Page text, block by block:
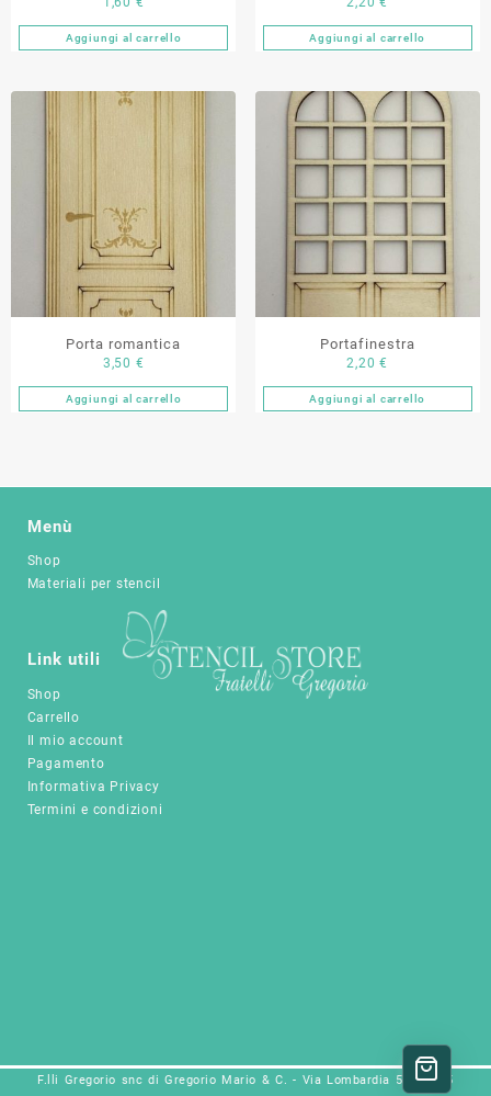
Aggiungi al carrello Aggiungi al carrello
Porta romantica
3,50 €
Aggiungi al carrello
Portafinestra
2,20€
Aggiungi al carrello
Menù
Shop
Materiali per stencil
Link utili
Shop
Carrello
Il mio account
Pagamento
Informativa Privacy
Termini e condizioni
F.lli Gregorio snc di Gregorio Mario & C. - Via Lombardia 5a, 25025